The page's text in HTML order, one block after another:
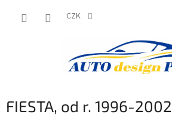
CZK
FIESTA, od r. 1996-2002